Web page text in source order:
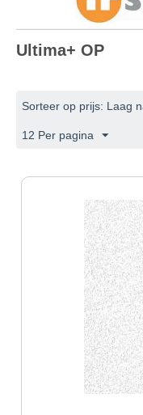
Ultima+ OP
Sorteer op prijs: Laag
12 Per pagina